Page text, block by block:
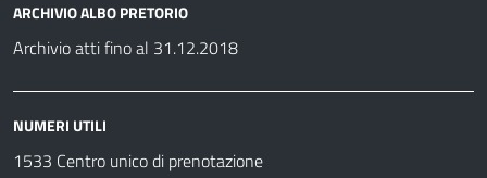
ARCHIVIO ALBO PRETORIO
Archivio atti fino al 31.12.2018
NUMERI UTILI
1533 Centro unico di prenotazione